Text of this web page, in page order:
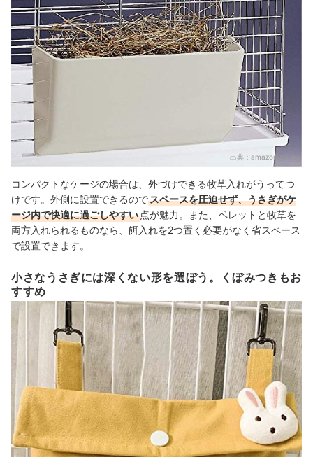
出典： amazon.co.jp
コンパクトなケージの場合は、外づけできる牧草入れがうってつ
けです。外側に設置できるのでスペースを圧迫せず、うさぎがケ
ージ内で快適に過ごしやすい 点が魅力。また、ペレットと牧草を
両方入れられるものなら、餌入れを2つ置く必要がなく省スペース
で設置できます。
小さなうさぎには深くない形を選ぼう。くぼみつきもお
すすめ